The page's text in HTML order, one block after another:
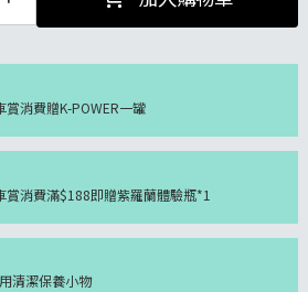
消費贈K-POWER一罐
消費滿$188即贈紫羅蘭體驗瓶*1
清潔保養小物